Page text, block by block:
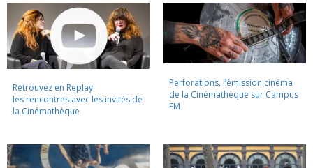
Retrouvez en Replay
les rencontres avec les invités de
la Cinémathèque
Perforations, l’émission cinéma
de la Cinémathèque sur Campus
FM